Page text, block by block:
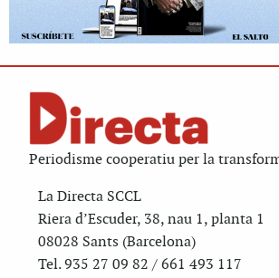
Periodisme cooperatiu per la
La Directa SCCL
Riera d’Escuder, 38, nau 1, planta 1
08028 Sants (Barcelona)
Tel. 935 27 09 82 / 661 493 117